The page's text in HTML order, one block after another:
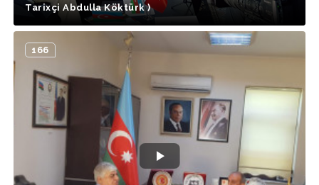
Tarixçi Abdulla Köktürk )
166